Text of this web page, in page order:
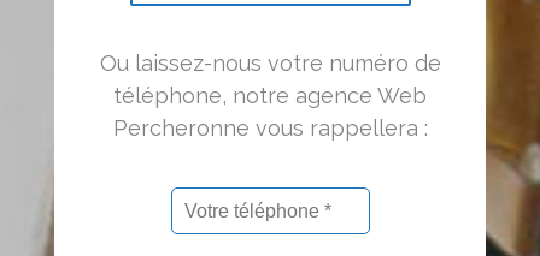
Ou laissez-nous votre numéro de
téléphone, notre agence Web
Percheronne vous rappellera :